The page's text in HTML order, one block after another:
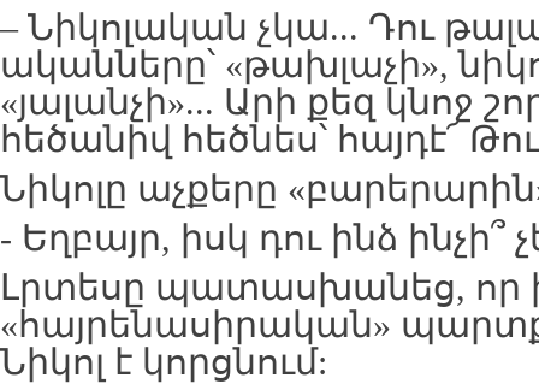
– Նիկոլական չկա... Դու
ականները՝ «թախլաչի»,
«յալանչի»... Արի քեզ կնոջ
հեծանիվ հեծնես՝ հայդէ՜
Նիկոլը աչքերը
- Եղբայր, իսկ դու ինձ ինչի՞
Լրտեսը պատասխանեց, որ
«հայրենասիրական»
Նիկոլ է կորցնում: